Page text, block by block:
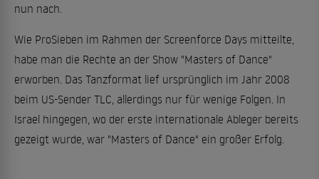
nun nach.
Wie ProSieben im Rahmen der Screenforce Days mitteilte,
habe man die Rechte an der Show "Masters of Dance"
erworben. Das Tanzformat lief ursprünglich im Jahr 2008
beim US-Sender TLC, allerdings nur für wenige Folgen. In
Israel hingegen, wo der erste internationale Ableger bereits
gezeigt wurde, war "Masters of Dance" ein großer Erfolg.